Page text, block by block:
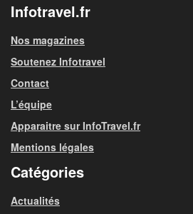
Infotravel.fr
Nos magazines
Soutenez Infotravel
Contact
L’équipe
Apparaitre sur InfoTravel.fr
Mentions légales
Catégories
Actualités